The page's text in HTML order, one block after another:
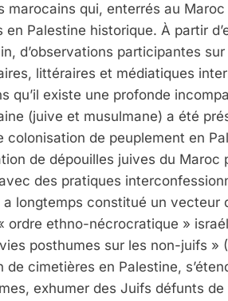
marocains qui, enterrés au
en Palestine historique. À partir
d’observations participantes
littéraires et médiatiques
qu’il existe une profonde
(juive et musulmane) a été
de peuplement en
de dépouilles juives du
des pratiques
longtemps constitué un vecteur
ordre ethno-nécrocratique »
posthumes sur les non-juifs »
cimetières en Palestine,
exhumer des Juifs défunts
L’année La Plus
ISRAÉL
DIGNE ET RÉSILIENTE :